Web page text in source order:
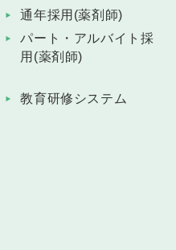
通年採用(薬剤師)
パート・アルバイト採
用(薬剤師)
教育研修システム